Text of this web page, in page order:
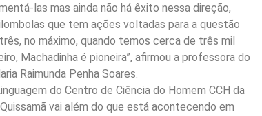
las mas ainda não há êxito nessa direção,
que tem ações voltadas para a questão
no máximo, quando temos cerca de três mil
Machadinha é pioneira”, afirmou a professora do
Raimunda Penha Soares.
do Centro de Ciência do Homem CCH da
vai além do que está acontecendo em